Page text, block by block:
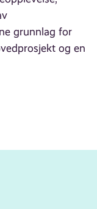
grunnlag for
og en